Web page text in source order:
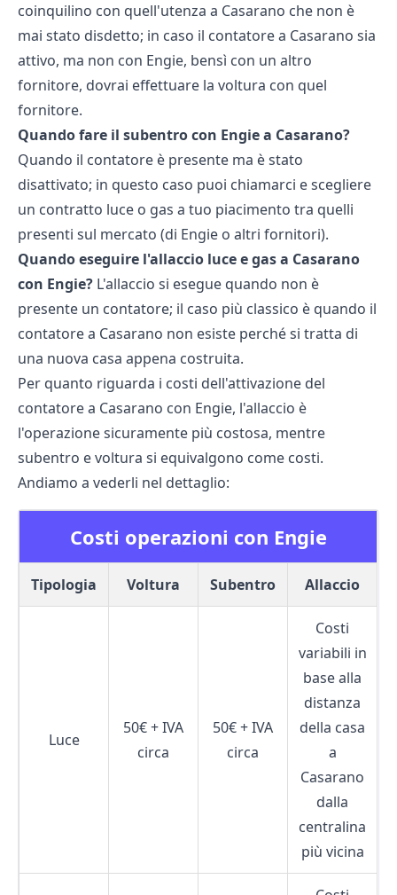
coinquilino con quell'utenza a Casarano che non è
mai stato disdetto; in caso il contatore a Casarano sia
attivo, ma non con Engie, bensì con un altro
fornitore, dovrai effettuare la voltura con quel
fornitore.
Quando fare il subentro con Engie a Casarano?
Quando il contatore è presente ma è stato
disattivato; in questo caso puoi chiamarci e scegliere
un contratto luce o gas a tuo piacimento tra quelli
presenti sul mercato (di Engie o altri fornitori).
Quando eseguire l'allaccio luce e gas a Casarano
con Engie? L'allaccio si esegue quando non è
presente un contatore; il caso più classico è quando il
contatore a Casarano non esiste perché si tratta di
una nuova casa appena costruita.
Per quanto riguarda i costi dell'attivazione del
contatore a Casarano con Engie, l'allaccio è
l'operazione sicuramente più costosa, mentre
subentro e voltura si equivalgono come costi.
Andiamo a vederli nel dettaglio:
Costi operazioni con Engie
Tipologia Voltura Subentro Allaccio
Luce
50€ + IVA
circa
50€ + IVA
circa
Costi
variabili in
base alla
distanza
della casa
a
Casarano
dalla
centralina
più vicina